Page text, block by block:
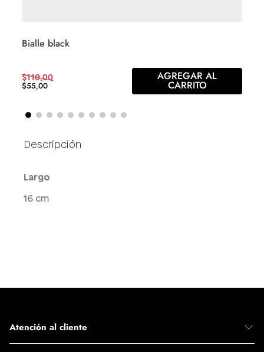
Bialle black
$110,00
$55,00
AGREGAR AL
CARRITO
Largo
16 cm
Atención al cliente